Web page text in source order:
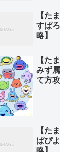
【た
すぱ
略】
【た
みず
て方攻
【た
ぱぴ